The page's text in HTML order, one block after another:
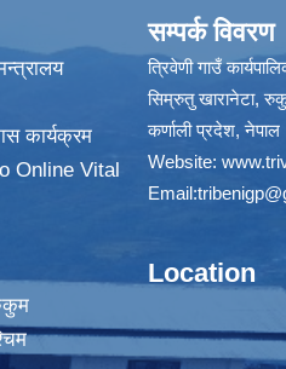
कार्यक्रम
Online Vital
सम्पर्क विवरण
त्रिवेणी गाउँ
सिम्रुतु खारानेटा,
कर्णाली प्रदेश, नेपाल
Website:
Email:
Location